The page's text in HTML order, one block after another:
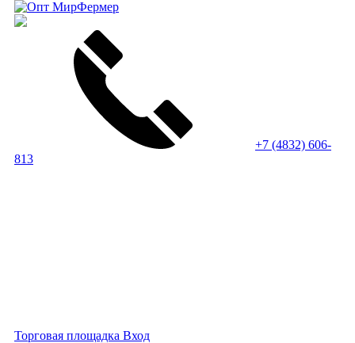
+7 (4832) 606-
813
Торговая площадка Вход